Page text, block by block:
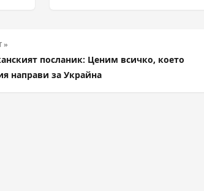
»
посланик: Ценим всичко, което
направи за Украйна